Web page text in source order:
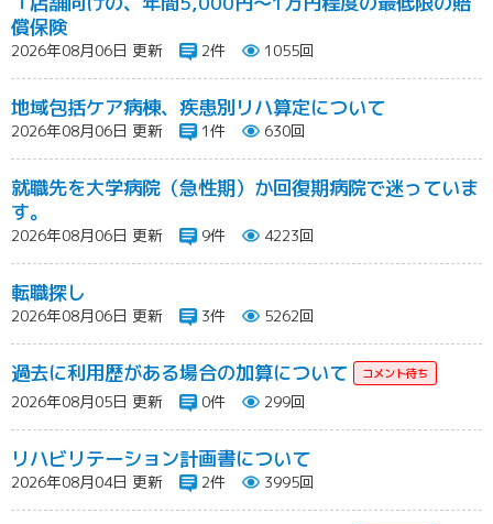
償保険
2026年08月06日 更新 2件 1055回
地域包括ケア病棟、疾患別リハ算定について
2026年08月06日 更新 1件 630回
就職先を大学病院（急性期）か回復期病院で迷っていま
す。
2026年08月06日 更新 9件 4223回
転職探し
2026年08月06日 更新 3件 5262回
過去に利用歴がある場合の加算について
2026年08月05日 更新 0件 299回
リハビリテーション計画書について
2026年08月04日 更新 2件 3995回